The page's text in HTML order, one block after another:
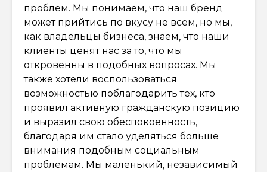
проблем. Мы понимаем, что наш бренд
может прийтись по вкусу не всем, но мы,
как владельцы бизнеса, знаем, что наши
клиенты ценят нас за то, что мы
откровенны в подобных вопросах. Мы
также хотели воспользоваться
возможностью поблагодарить тех, кто
проявил активную гражданскую позицию
и выразил свою обеспокоенность,
благодаря им стало уделяться больше
внимания подобным социальным
проблемам. Мы маленький, независимый